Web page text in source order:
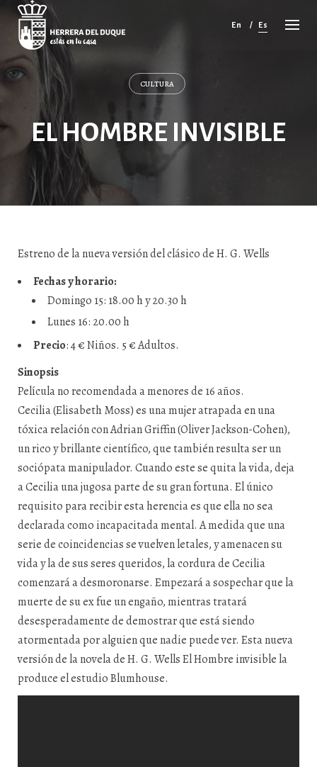
Cancelar
comentario
En Es
CULTURA
EL HOMBRE INVISIBLE
Estreno de la nueva versión del clásico de H. G. Wells
Fechas y horario:
Domingo 15: 18.00 h y 20.30 h
Lunes 16: 20.00 h
Precio: 4 € Niños. 5 € Adultos.
Sinopsis
Película no recomendada a menores de 16 años.
Cecilia (Elisabeth Moss) es una mujer atrapada en una
tóxica relación con Adrian Griffin (Oliver Jackson-Cohen),
un rico y brillante científico, que también resulta ser un
sociópata manipulador. Cuando este se quita la vida, deja
a Cecilia una jugosa parte de su gran fortuna. El único
requisito para recibir esta herencia es que ella no sea
declarada como incapacitada mental. A medida que una
serie de coincidencias se vuelven letales, y amenacen su
vida y la de sus seres queridos, la cordura de Cecilia
comenzará a desmoronarse. Empezará a sospechar que la
muerte de su ex fue un engaño, mientras tratará
desesperadamente de demostrar que está siendo
atormentada por alguien que nadie puede ver. Esta nueva
versión de la novela de H. G. Wells El Hombre invisible la
produce el estudio Blumhouse.